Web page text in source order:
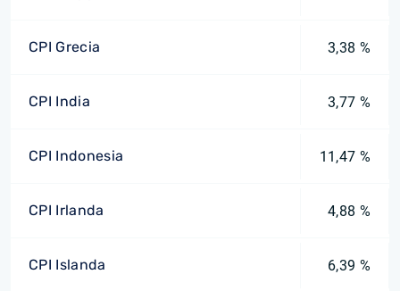
CPI Grecia 3,38 %
CPI India 3,77 %
CPI Indonesia 11,47 %
CPI Irlanda 4,88 %
CPI Islanda 6,39 %